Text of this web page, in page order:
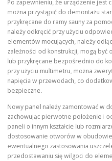
Po zapewnieniu, że urządzenie jest
można przystąpić do demontażu
przykręcane do ramy sauny za
należy odkręcić przy użyciu
elementów mocujących, należy
zależności od konstrukcji, mogą być
lub przykręcane bezpośrednio do
przy użyciu multimetru, można
napięcia w przewodach, co
bezpieczne.
Nowy panel należy zamontować w
zachowując pierwotne położenie i
paneli o innym kształcie lub
dostosowanie otworów w
ewentualnego zastosowania
przedostawaniu się wilgoci do